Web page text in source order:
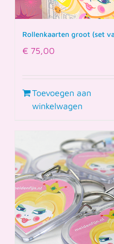
Rollenkaarten groot (set
€ 75,00
Toevoegen aan
winkelwagen